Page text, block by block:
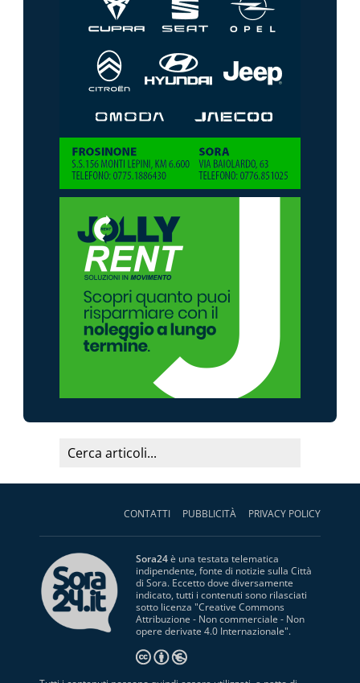
CONTATTI PUBBLICITÀ PRIVACY POLICY
Sora24è una testata telematica
indipendente, fonte di notizie sulla Città
di Sora. Eccetto dove diversamente
indicato, tutti i contenuti sono rilasciati
sotto licenza "Creative Commons
Attribuzione - Non commerciale - Non
opere derivate 4.0 Internazionale".